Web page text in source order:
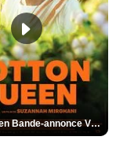
Cotton Queen Bande-annonce VO STFR